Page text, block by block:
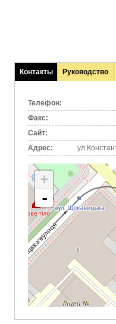
Контакты
(активная
Руководство
Телефон:
Факс:
Сайт:
Адрес:
+
-